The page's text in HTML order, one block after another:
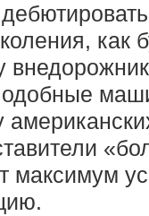
как
максимум